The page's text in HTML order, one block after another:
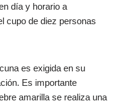
día y horario a
cupo de diez personas
es exigida en su
Es importante
amarilla se realiza una